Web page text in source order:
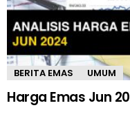
BERITA EMAS UMUM
Harga Emas Jun